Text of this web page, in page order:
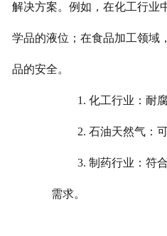
解决方案。例如，在化工行业
学品的液位；在食品加工领域
品的安全。
1. 化工行业：耐
2. 石油天然气：
3. 制药行业：符
需求。